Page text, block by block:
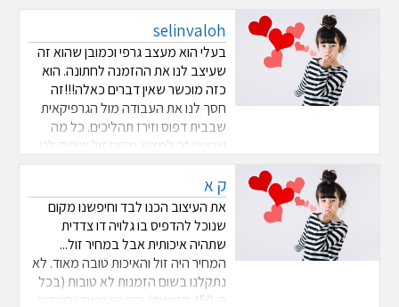
בפח. אבל מצד שני היה לנו חשוב
שההזמנות יהיו מכובדות ויפות.לדפוס
עמנואל הגענו דרך האתר הזה. מעבר
לזה בדקנו בתי דפוס בא ...
selinvaloh
בעלי הוא מעצב גרפי וכמובן שהוא זה
שעיצב לנו את ההזמנה לחתונה. הוא
כזה מוכשר שאין דברים כאלה!!!זה
חסך לנו את העבודה מול הגרפיקאית
שבבית דפוס וזירז תהליכים. כל מה
שרצינו זה למצוא מקום זול שיפיק לנו
את ההזמנות באיכות טובה. שלא יראה
זול אבל שגם לא יעופו על המחירים. הם
הדפיסו לנו הזמנה לדוגמאולאחר
האישור ...
ק א
את העיצוב הכנו לבד וחיפשנו מקום
שנוכל להדפיס בו גלויה דו צדדית
שתהיה איכותית אבל במחיר זול...
המחיר היה זול והאיכות טובה מאוד. לא
נתקלנו בשום הזמנות לא טובות (בכל
ה-450 הזמנות) והם היו מאוד נחמדים